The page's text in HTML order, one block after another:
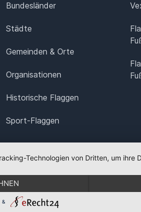
Bundesländer
Städte
Gemeinden & Orte
Organisationen
Historische Flaggen
Sport-Flaggen
Technologien von Dritten, um
&